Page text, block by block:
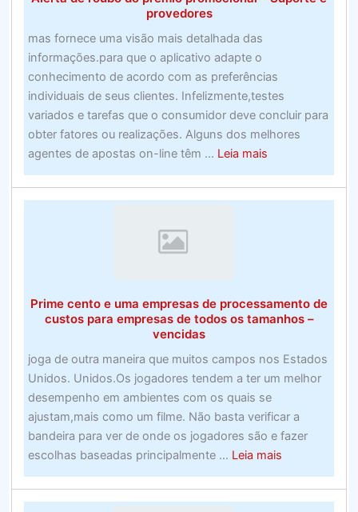
Unidor
provedores
mas fornece uma visão mais detalhada das
informações.para que o aplicativo adapte o
conhecimento de acordo com as preferências
individuais de seus clientes. Infelizmente,testes
variados e tarefas que o consumidor deve concluir para
obter fatores ou realizações. Alguns dos melhores
agentes de apostas on-line têm ... Leia maisabout
Alerta
de
Suporte
e
Prime cento e uma empresas de processamento de
custos para empresas de todos os tamanhos –
vencidas
joga de outra maneira que muitos campos nos Estados
Unidos. Unidos.Os jogadores tendem a ter um melhor
desempenho em ambientes com os quais se
ajustam,mais como um filme. Não basta verificar a
bandeira para ver de onde os jogadores são e fazer
escolhas baseadas principalmente ... Leia maisabout
Prime
cento